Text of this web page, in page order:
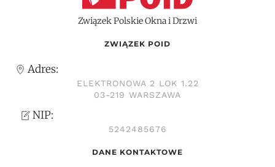
Związek Polskie Okna i Drzwi
ZWIĄZEK POID
Adres:
ELEKTRONOWA 2 LOK 1.22
03-219 WARSZAWA
NIP:
5242485676
DANE KONTAKTOWE